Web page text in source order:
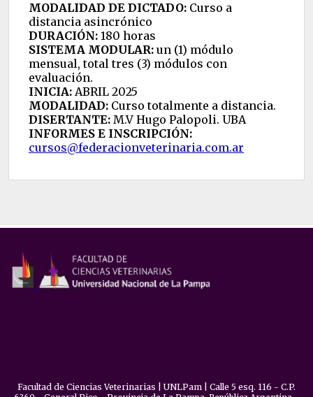
MODALIDAD DE DICTADO: Curso a
distancia asincrónico
DURACIÓN: 180 horas
SISTEMA MODULAR: un (1) módulo
mensual, total tres (3) módulos con
evaluación.
INICIA: ABRIL 2025
MODALIDAD: Curso totalmente a distancia.
DISERTANTE: M.V Hugo Palopoli. UBA
INFORMES E INSCRIPCIÓN:
cursos@federacionveterinaria.com.ar
Facultad de Ciencias Veterinarias | UNLPam | Calle 5 esq. 116 - C.P.